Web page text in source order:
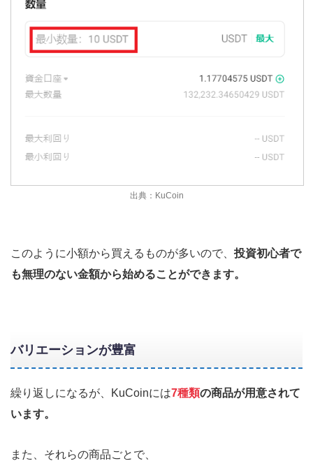
出典：KuCoin
このように小額から買えるものが多いので、 投資初心者で
も無理のない金額から始めることができます。
バリエーションが豊富
繰り返しになるが、KuCoinには7種類の商品が用意されて
います。
また、それらの商品ごとで、